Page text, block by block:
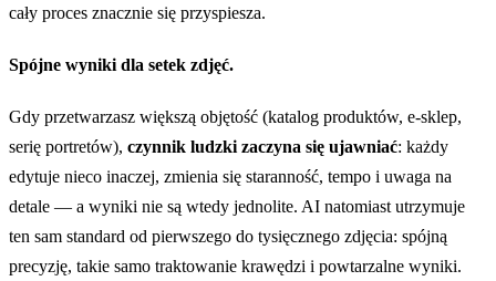
cały proces znacznie się przyspiesza.
Spójne wyniki dla setek zdjęć.
Gdy przetwarzasz większą objętość (katalog produktów, e-sklep,
serię portretów), czynnik ludzki zaczyna się ujawniać: każdy
edytuje nieco inaczej, zmienia się staranność, tempo i uwaga na
detale — a wyniki nie są wtedy jednolite. AI natomiast utrzymuje
ten sam standard od pierwszego do tysięcznego zdjęcia: spójną
precyzję, takie samo traktowanie krawędzi i powtarzalne wyniki.